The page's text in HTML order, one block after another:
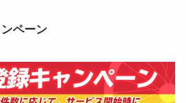
ペーン